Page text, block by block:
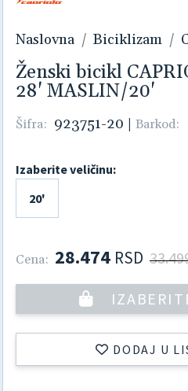
Naslovna Biciklizam
Ženski bicikl
28' MASLIN/20'
Šifra: 923751-20 | Barkod:
Izaberite veličinu:
20'
Cena: 28.474 RSD
DODAJ U